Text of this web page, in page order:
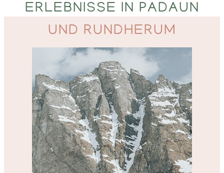
ERLEBNISSE IN PADAUN
UND RUNDHERUM